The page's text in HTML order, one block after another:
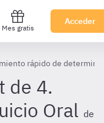
Mes gratis
Acceder
rápido de
de 4.
Oral de